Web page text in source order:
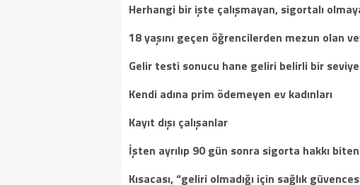
Herhangi bir işte çalışmayan, sigortalı
18 yaşını geçen öğrencilerden mezun olan
Gelir testi sonucu hane geliri belirli bir
Kendi adına prim ödemeyen ev kadınları
Kayıt dışı çalışanlar
İşten ayrılıp 90 gün sonra sigorta hakkı
Kısacası, “geliri olmadığı için sağlık